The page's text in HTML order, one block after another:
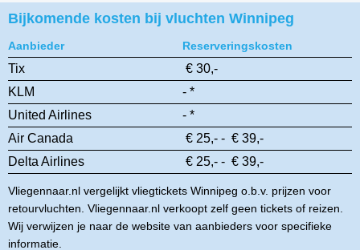
Bijkomende kosten bij vluchten Winnipeg
Aanbieder Reserveringskosten
Tix
€ 30,-
KLM
- *
United Airlines
- *
Air Canada
€ 25,- - € 39,-
Delta Airlines
€ 25,- - € 39,-
Vliegennaar.nl vergelijkt vliegtickets Winnipeg o.b.v. prijzen voor
retourvluchten. Vliegennaar.nl verkoopt zelf geen tickets of reizen.
Wij verwijzen je naar de website van aanbieders voor specifieke
informatie.